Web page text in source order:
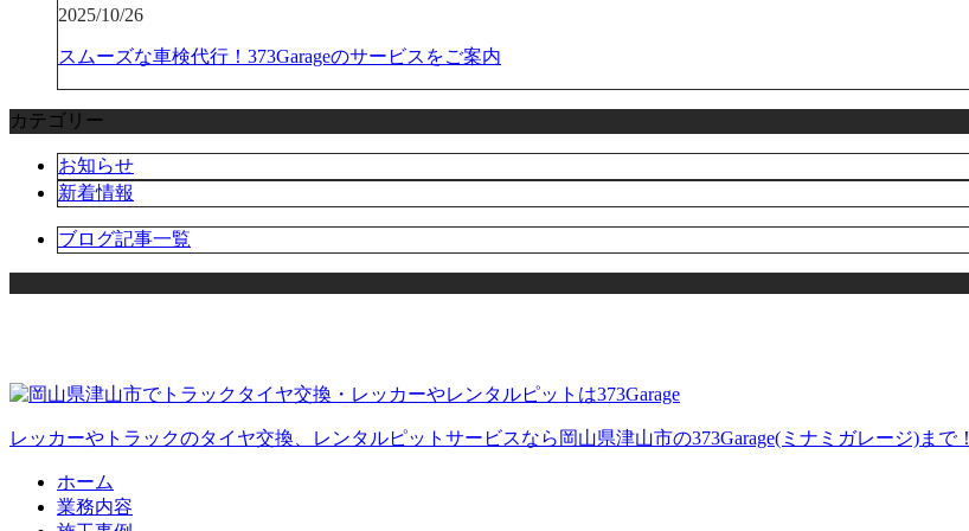
2025/10/26
スムーズな車検代行！373Garageのサービスをご案内
カテゴリー
お知らせ
新着情報
ブログ記事一覧
レッカーやトラックのタイヤ交換、レンタルピットサービスなら岡山県津山市の373Garage(ミナミガレージ)まで！
ホーム
業務内容